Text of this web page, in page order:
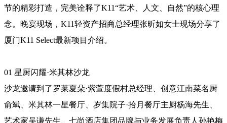
节的精彩打造，完美诠释了K11“艺术、人文、自然”的核心理
念。晚宴现场，K11轻资产招商总经理张昕如女士现场分享了
厦门K11 Select最新项目介绍。
01 星厨闪耀·米其林沙龙
沙龙邀请到了罗莱夏朵·紫萱度假村总经理、创意江南菜名厨
俞斌、米其林一星餐厅、岁集院子·拾月餐厅主厨杨海先生、
艺术家吴谦先生、七尚酒店集团品牌与业务发展负责人孙艳梅